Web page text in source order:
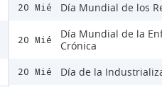
20 Mié Día Mundial de los
20 Mié
Día Mundial de la
Crónica
20 Mié Día de la